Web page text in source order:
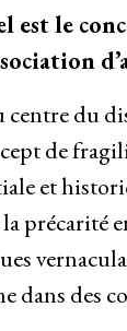
est le
du
de
et
des